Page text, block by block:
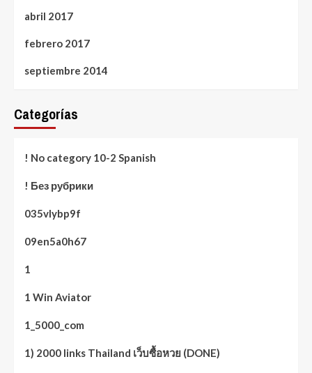
abril 2017
febrero 2017
septiembre 2014
Categorías
! No category 10-2 Spanish
! Без рубрики
035vlybp9f
09en5a0h67
1
1 Win Aviator
1_5000_com
1) 2000 links Thailand เว็บซื้อหวย (DONE)